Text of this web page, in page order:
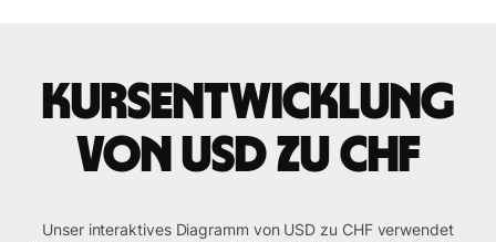
Kursentwicklung
von USD zu CHF
Unser interaktives Diagramm von USD zu CHF verwendet